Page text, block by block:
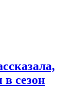
в сезон